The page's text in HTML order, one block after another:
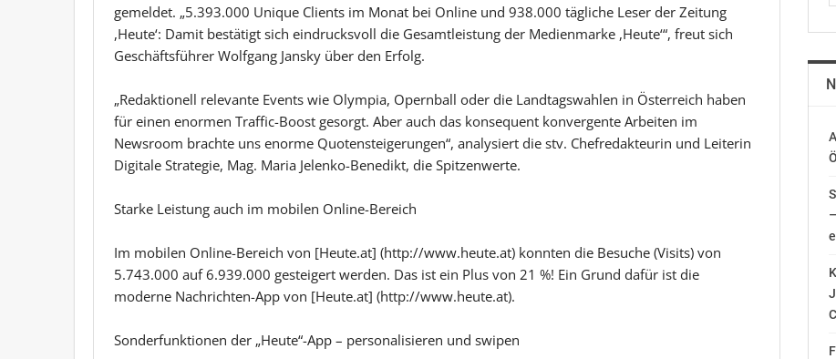
gemeldet. „5.393.000 Unique Clients im Monat bei Online und 938.000 tägliche Leser der Zeitung
,Heute‘: Damit bestätigt sich eindrucksvoll die Gesamtleistung der Medienmarke ,Heute‘“, freut sich
Geschäftsführer Wolfgang Jansky über den Erfolg.
„Redaktionell relevante Events wie Olympia, Opernball oder die Landtagswahlen in Österreich haben
für einen enormen Traffic-Boost gesorgt. Aber auch das konsequent konvergente Arbeiten im
Newsroom brachte uns enorme Quotensteigerungen“, analysiert die stv. Chefredakteurin und Leiterin
Digitale Strategie, Mag. Maria Jelenko-Benedikt, die Spitzenwerte.
Starke Leistung auch im mobilen Online-Bereich
Im mobilen Online-Bereich von [Heute.at] (http://www.heute.at) konnten die Besuche (Visits) von
5.743.000 auf 6.939.000 gesteigert werden. Das ist ein Plus von 21 %! Ein Grund dafür ist die
moderne Nachrichten-App von [Heute.at] (http://www.heute.at).
Sonderfunktionen der „Heute“-App – personalisieren und swipen